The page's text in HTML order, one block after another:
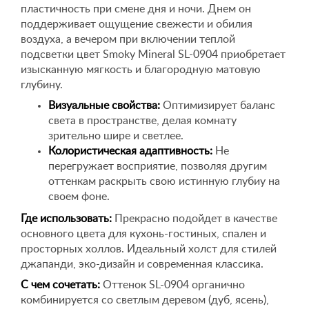
пластичность при смене дня и ночи. Днем он
поддерживает ощущение свежести и обилия
воздуха, а вечером при включении теплой
подсветки цвет Smoky Mineral SL-0904 приобретает
изысканную мягкость и благородную матовую
глубину.
Визуальные свойства: Оптимизирует баланс
света в пространстве, делая комнату
зрительно шире и светлее.
Колористическая адаптивность: Не
перегружает восприятие, позволяя другим
оттенкам раскрыть свою истинную глубиу на
своем фоне.
Где использовать: Прекрасно подойдет в качестве
основного цвета для кухонь-гостиных, спален и
просторных холлов. Идеальный холст для стилей
джапанди, эко-дизайн и современная классика.
С чем сочетать: Оттенок SL-0904 органично
комбинируется со светлым деревом (дуб, ясень),